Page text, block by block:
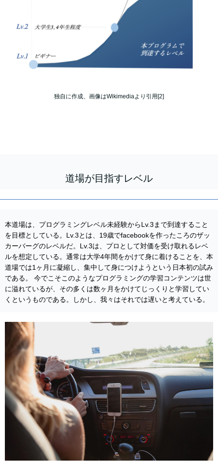
独自に作成、画像はWikimediaより引用[2]
道場が目指すレベル
本道場は、プログラミングレベル未経験からLv.3まで到達すること
を目標としている。Lv.3とは、19歳でfacebookを作ったころのザッ
カーバーグのレベルだ。Lv.3は、プロとして対価を受け取れるレベ
ルを想定している。通常は大学4年間をかけて身に着けることを、本
道場では1ヶ月に凝縮し、集中して身につけようという日本初の試み
である。 今でこそこのようなプログラミングの学習コンテンツは世
に溢れているが、その多くは数ヶ月をかけてじっくりと学習してい
くというものである。しかし、我々はそれでは遅いと考えている。